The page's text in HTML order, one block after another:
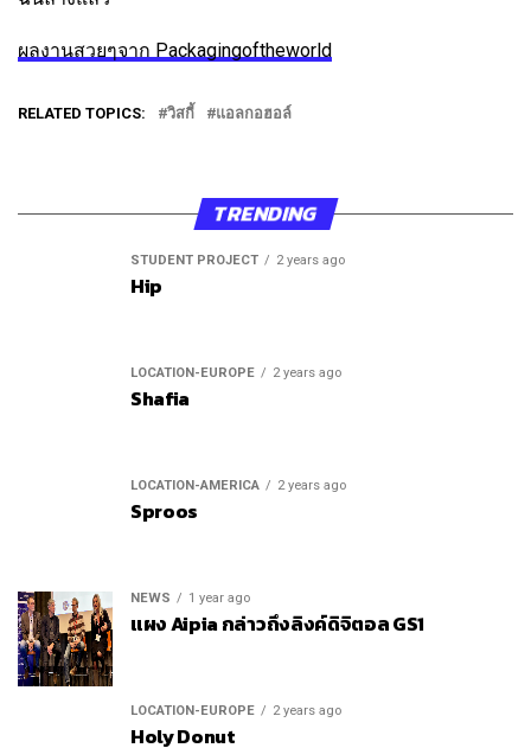
ผลงานสวยๆจาก Packagingoftheworld
RELATED TOPICS: วิสกี้ แอลกอฮอล์
TRENDING
STUDENT PROJECT 2 years ago
Hip
LOCATION-EUROPE 2 years ago
Shafia
LOCATION-AMERICA 2 years ago
Sproos
NEWS 1 year ago
แผง Aipia กล่าวถึงลิงค์ดิจิตอล GS1
LOCATION-EUROPE 2 years ago
Holy Donut